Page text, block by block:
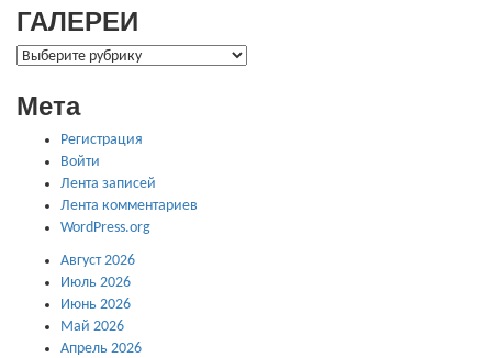
ГАЛЕРЕИ
ГАЛЕРЕИ
Мета
Регистрация
Войти
Лента записей
Лента комментариев
WordPress.org
Август 2026
Июль 2026
Июнь 2026
Май 2026
Апрель 2026